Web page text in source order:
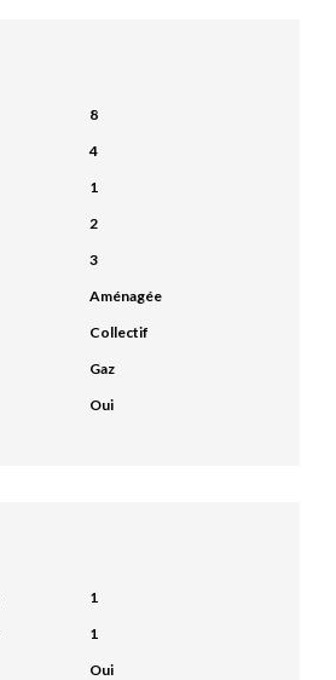
8
4
1
2
3
Aménagée
Collectif
Gaz
Oui
1
1
Oui